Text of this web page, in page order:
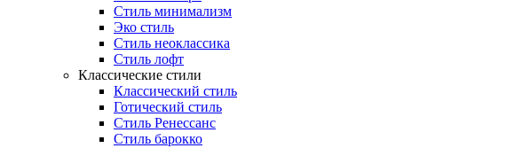
Стиль минимализм
Эко стиль
Стиль неоклассика
Стиль лофт
Классические стили
Классический стиль
Готический стиль
Стиль Ренессанс
Стиль барокко